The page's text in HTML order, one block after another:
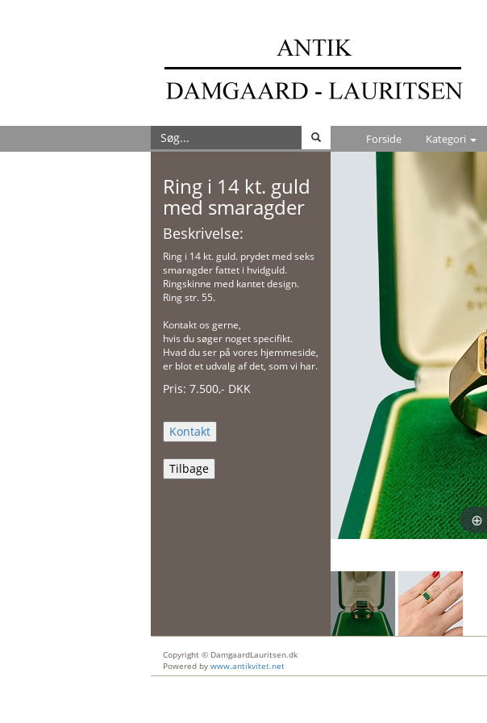
Forside Kategori
Ring i 14 kt. guld
med smaragder
Beskrivelse:
Ring i 14 kt. guld. prydet med seks
smaragder fattet i hvidguld.
Ringskinne med kantet design.
Ring str. 55.
Kontakt os gerne,
hvis du søger noget specifikt.
Hvad du ser på vores hjemmeside,
er blot et udvalg af det, som vi har.
Pris: 7.500,- DKK
Tilbage
Copyright © DamgaardLauritsen.dk
Powered by www.antikvitet.net